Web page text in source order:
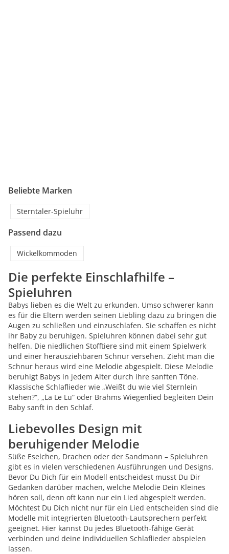
Beliebte Marken
Sterntaler-Spieluhr
Passend dazu
Wickelkommoden
Die perfekte Einschlafhilfe –
Spieluhren
Babys lieben es die Welt zu erkunden. Umso schwerer kann
es für die Eltern werden seinen Liebling dazu zu bringen die
Augen zu schließen und einzuschlafen. Sie schaffen es nicht
ihr Baby zu beruhigen. Spieluhren können dabei sehr gut
helfen. Die niedlichen Stofftiere sind mit einem Spielwerk
und einer herausziehbaren Schnur versehen. Zieht man die
Schnur heraus wird eine Melodie abgespielt. Diese Melodie
beruhigt Babys in jedem Alter durch ihre sanften Töne.
Klassische Schlaflieder wie „Weißt du wie viel Sternlein
stehen?“, „La Le Lu“ oder Brahms Wiegenlied begleiten Dein
Baby sanft in den Schlaf.
Liebevolles Design mit
beruhigender Melodie
Süße Eselchen, Drachen oder der Sandmann – Spieluhren
gibt es in vielen verschiedenen Ausführungen und Designs.
Bevor Du Dich für ein Modell entscheidest musst Du Dir
Gedanken darüber machen, welche Melodie Dein Kleines
hören soll, denn oft kann nur ein Lied abgespielt werden.
Möchtest Du Dich nicht nur für ein Lied entscheiden sind die
Modelle mit integrierten Bluetooth-Lautsprechern perfekt
geeignet. Hier kannst Du jedes Bluetooth-fähige Gerät
verbinden und deine individuellen Schlaflieder abspielen
lassen.